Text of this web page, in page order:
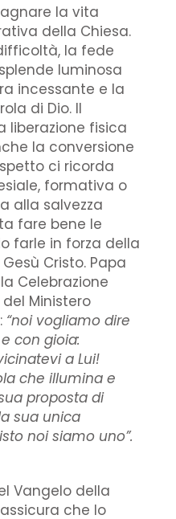
la vita
della Chiesa.
la fede
luminosa
incessante e la
di Dio. Il
liberazione fisica
la conversione
ci ricorda
formativa o
alla salvezza
fare bene le
farle in forza della
Cristo. Papa
Celebrazione
del Ministero
“noi vogliamo dire
con gioia:
a Lui!
che illumina e
proposta di
sua unica
noi siamo uno”.
Vangelo della
che lo